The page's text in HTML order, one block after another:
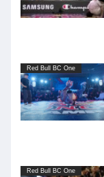
Red Bull BC One
Red Bull BC One